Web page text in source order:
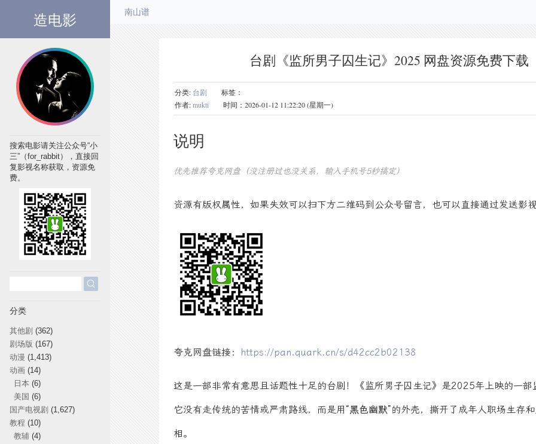
造电影 南山谱
台剧《监所男子囚生记》2025 网盘资源免费下载
分类: 台剧 标签：
作者:mukti 时间：2026-01-12 11:22:20 (星期一)
说明
优先推荐夸克网盘（没注册过也没关系，输入手机号5秒搞定）
资源有版权属性，如果失效可以扫下方二维码到公众号留言，也可以直接通过发送影
夸克网盘链接： https://pan.quark.cn/s/d42cc2b02138
这是一部非常有意思且话题性十足的台剧！《监所男子囚生记》是2025年上映的一部
它没有走传统的苦情或严肃路线，而是用 “黑色幽默”的外壳，撕开了成年人职场生存
相。
搜索电影请关注公众号“小
三”（for_rabbit），直接回
复影视名称获取，资源免
费。
分类
其他剧 (362)
剧场版 (167)
动漫 (1,413)
动画 (14)
日本 (6)
美国 (6)
国产电视剧 (1,627)
教程 (10)
教辅(4)